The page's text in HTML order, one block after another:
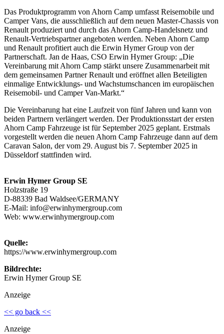
Das Produktprogramm von Ahorn Camp umfasst Reisemobile und
Camper Vans, die ausschließlich auf dem neuen Master-Chassis von
Renault produziert und durch das Ahorn Camp-Handelsnetz und
Renault-Vertriebspartner angeboten werden. Neben Ahorn Camp
und Renault profitiert auch die Erwin Hymer Group von der
Partnerschaft. Jan de Haas, CSO Erwin Hymer Group: „Die
Vereinbarung mit Ahorn Camp stärkt unsere Zusammenarbeit mit
dem gemeinsamen Partner Renault und eröffnet allen Beteiligten
einmalige Entwicklungs- und Wachstumschancen im europäischen
Reisemobil- und Camper Van-Markt.“
Die Vereinbarung hat eine Laufzeit von fünf Jahren und kann von
beiden Partnern verlängert werden. Der Produktionsstart der ersten
Ahorn Camp Fahrzeuge ist für September 2025 geplant. Erstmals
vorgestellt werden die neuen Ahorn Camp Fahrzeuge dann auf dem
Caravan Salon, der vom 29. August bis 7. September 2025 in
Düsseldorf stattfinden wird.
Erwin Hymer Group SE
Holzstraße 19
D-88339 Bad Waldsee/GERMANY
E-Mail: info@erwinhymergroup.com
Web: www.erwinhymergroup.com
Quelle:
https://www.erwinhymergroup.com
Bildrechte:
Erwin Hymer Group SE
Anzeige
<< go back <<
Anzeige